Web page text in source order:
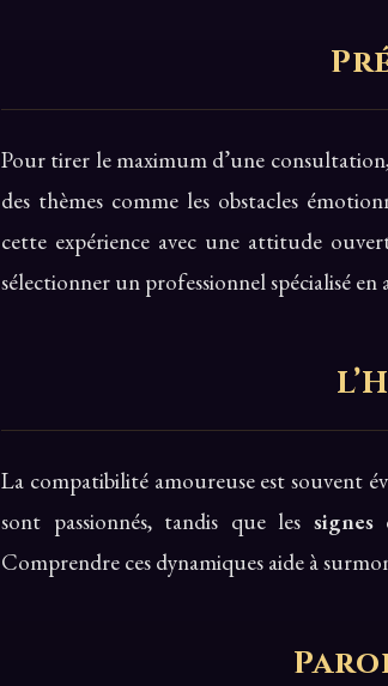
Pour tirer le maximum d’une
des thèmes comme les obstacles
cette expérience avec une attitude
sélectionner un professionnel spécialisé
La compatibilité amoureuse est souvent
sont passionnés, tandis que les signes
Comprendre ces dynamiques aide à